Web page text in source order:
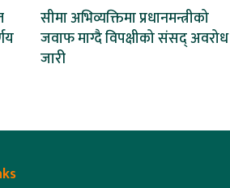
सीमा अभिव्यक्तिमा प्रधानमन्त्रीको
जवाफ माग्दै विपक्षीको संसद् अवरोध
जारी